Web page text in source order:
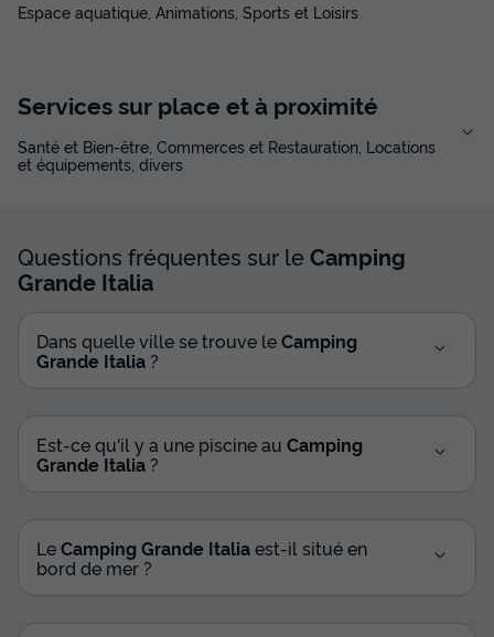
Espace aquatique, Animations, Sports et Loisirs
Services sur place et à proximité
Santé et Bien-être, Commerces et Restauration, Locations
et équipements, divers
Questions fréquentes sur leCamping
Grande Italia
Dans quelle ville se trouve leCamping
Grande Italia ?
Est-ce qu'il y a une piscine au Camping
Grande Italia ?
LeCamping Grande Italiaest-il situé en
bord de mer ?